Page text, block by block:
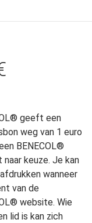
geeft een
weg van 1 euro
BENECOL®
naar keuze. Je kan
wanneer
van de
website. Wie
lid is kan zich